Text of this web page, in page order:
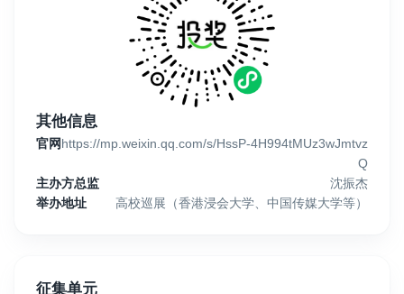
其他信息
官网https://mp.weixin.qq.com/s/HssP-4H994tMUz3wJmtvz
Q
主办方总监
沈振杰
举办地址
高校巡展（香港浸会大学、中国传媒大学等）
征集单元